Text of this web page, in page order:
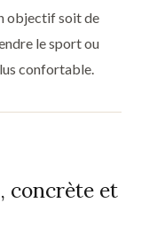
objectif soit de
le sport ou
confortable.
concrète et